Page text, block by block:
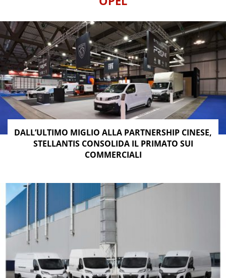
DALL’ULTIMO MIGLIO ALLA PARTNERSHIP CINESE,
STELLANTIS CONSOLIDA IL PRIMATO SUI
COMMERCIALI